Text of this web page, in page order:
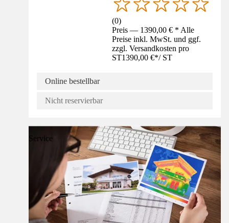
(0)
Preis — 1390,00 € * Alle
Preise inkl. MwSt. und ggf.
zzgl. Versandkosten pro
ST1390,00 €*/ ST
Online bestellbar
Nicht reservierbar
Service